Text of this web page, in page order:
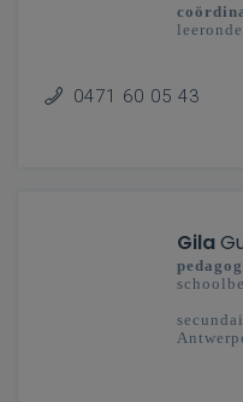
0471 60 05 43
Gila